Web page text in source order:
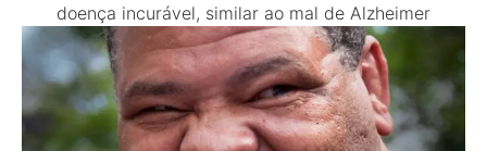
doença incurável, similar ao mal de Alzheimer